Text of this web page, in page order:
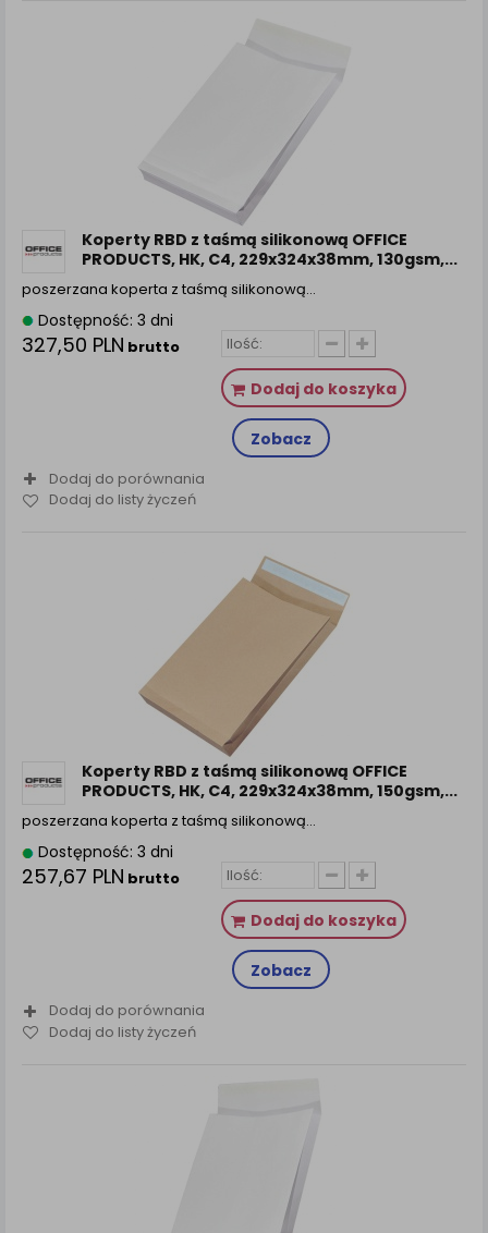
Koperty RBD z taśmą silikonową OFFICE
PRODUCTS, HK, C4, 229x324x38mm, 130gsm,...
poszerzana koperta z taśmą silikonową…
Dostępność: 3 dni
327,50 PLN brutto
Dodaj do koszyka
Zobacz
Dodaj do porównania
Dodaj do listy życzeń
Koperty RBD z taśmą silikonową OFFICE
PRODUCTS, HK, C4, 229x324x38mm, 150gsm,...
poszerzana koperta z taśmą silikonową…
Dostępność: 3 dni
257,67 PLN brutto
Dodaj do koszyka
Zobacz
Dodaj do porównania
Dodaj do listy życzeń